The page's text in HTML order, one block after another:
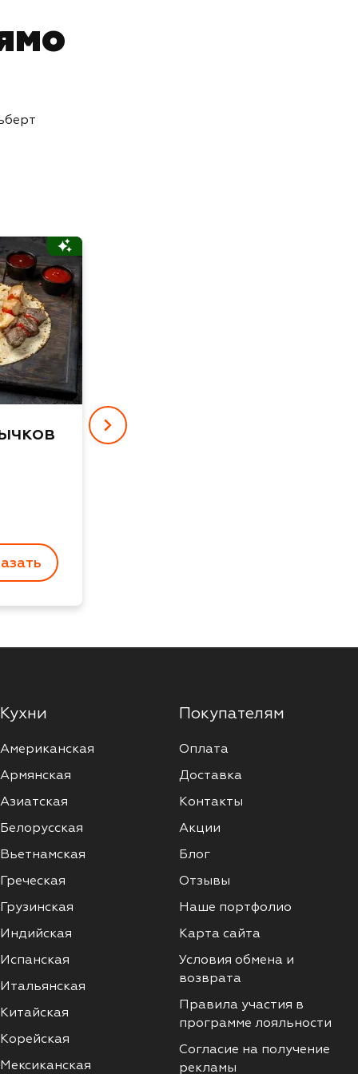
Кухни
Американская
Армянская
Азиатская
Белорусская
Вьетнамская
Греческая
Грузинская
Индийская
Испанская
Итальянская
Китайская
Корейская
Мексиканская
Покупателям
Оплата
Доставка
Контакты
Акции
Блог
Отзывы
Наше портфолио
Карта сайта
Условия обмена и
возврата
Правила участия в
программе лояльности
Согласие на получение
рекламы